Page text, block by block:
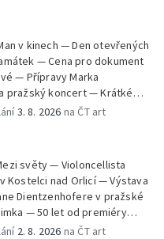
v kinech — Den otevřených
— Cena pro dokument
— Přípravy Marka
pražský koncert — Krátké
— Nález historických
3. 8. 2026 na ČT art
světy — Violoncellista
Kostelci nad Orlicí — Výstava
Dientzenhofere v pražské
— 50 let od premiéry
u lesa — Krátké zprávy z
2. 8. 2026 na ČT art